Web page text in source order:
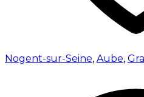
Nogent-sur-Seine, Aube,